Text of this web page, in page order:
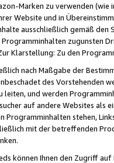
Marken zu verwenden
Website und in
ausschließlich gemäß
zugunsten
Klarstellung: Zu den
nach Maßgabe der
des Vorstehenden
und werden
auf andere Websites als
Programminhalten stehen,
mit der betreffenden
können Ihnen den Zugriff